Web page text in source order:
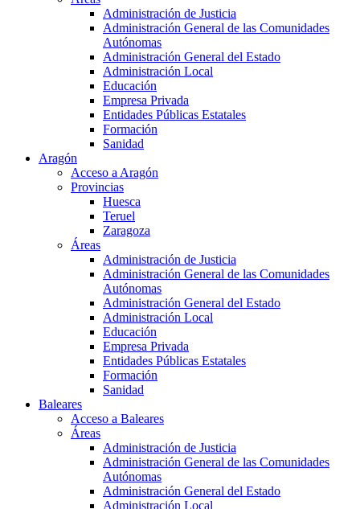
Administración de Justicia
Administración General de las Comunidades
Autónomas
Administración General del Estado
Administración Local
Educación
Empresa Privada
Entidades Públicas Estatales
Formación
Sanidad
Aragón
Acceso a Aragón
Provincias
Huesca
Teruel
Zaragoza
Áreas
Administración de Justicia
Administración General de las Comunidades
Autónomas
Administración General del Estado
Administración Local
Educación
Empresa Privada
Entidades Públicas Estatales
Formación
Sanidad
Baleares
Acceso a Baleares
Áreas
Administración de Justicia
Administración General de las Comunidades
Autónomas
Administración General del Estado
Administración Local